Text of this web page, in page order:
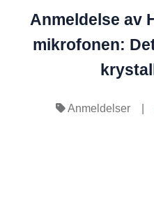
Anmeldelse av
mikrofonen:
Anmeldelser |